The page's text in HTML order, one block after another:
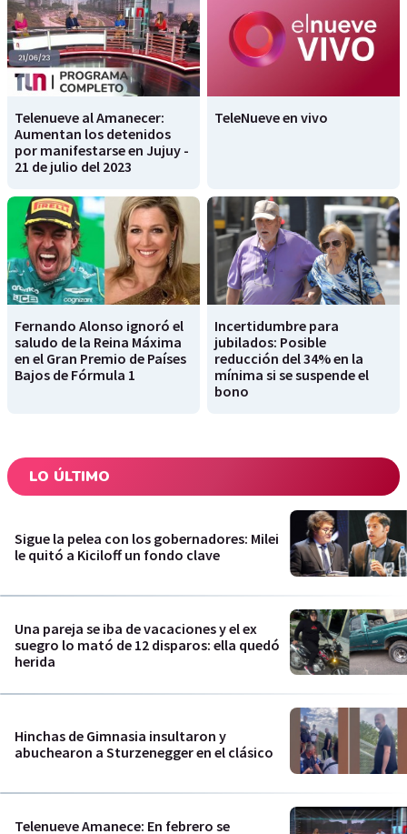
Telenueve al Amanecer:
Aumentan los detenidos
por manifestarse en Jujuy -
21 de julio del 2023
TeleNueve en vivo
Fernando Alonso ignoró el
saludo de la Reina Máxima
en el Gran Premio de Países
Bajos de Fórmula 1
Incertidumbre para
jubilados: Posible
reducción del 34% en la
mínima si se suspende el
bono
LO ÚLTIMO
Sigue la pelea con los gobernadores: Milei
le quitó a Kiciloff un fondo clave
Una pareja se iba de vacaciones y el ex
suegro lo mató de 12 disparos: ella quedó
herida
Hinchas de Gimnasia insultaron y
abuchearon a Sturzenegger en el clásico
Telenueve Amanece: En febrero se